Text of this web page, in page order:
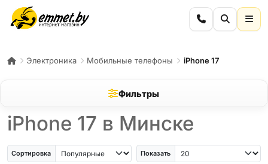
Электроника Мобильные телефоны iPhone 17
Фильтры
iPhone 17 в Минске
Сортировка Показать